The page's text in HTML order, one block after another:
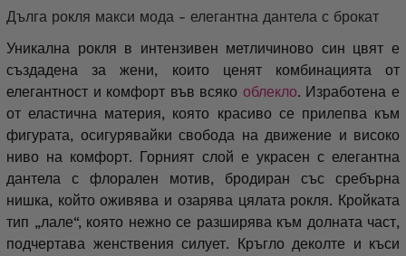
60
, обиколка на
ханша 144 cm, дължина 135 cm, дължина на
Дълга рокля макси мода - елегантна дантела с брокат
Уникална рокля в интензивен метличиново син цвят е
създадена за жени, които ценят комбинацията от
елегантност и комфорт във всяко облекло. Изработена е
от еластична материя, която красиво се прилепва към
фигурата, осигурявайки свобода на движение и високо
ниво на комфорт. Горният слой е украсен с елегантна
дантела с флорален мотив, бродиран със сребърна
нишка, който оживява и озарява цялата рокля. Кройката
тип „лале“, която нежно се разширява към долната част,
подчертава женствения силует. Кръгло деколте и къси